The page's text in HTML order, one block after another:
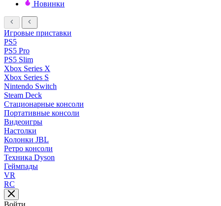
Новинки
Игровые приставки
PS5
PS5 Pro
PS5 Slim
Xbox Series X
Xbox Series S
Nintendo Switch
Steam Deck
Стационарные консоли
Портативные консоли
Видеоигры
Настолки
Колонки JBL
Ретро консоли
Техника Dyson
Геймпады
VR
RC
Войти